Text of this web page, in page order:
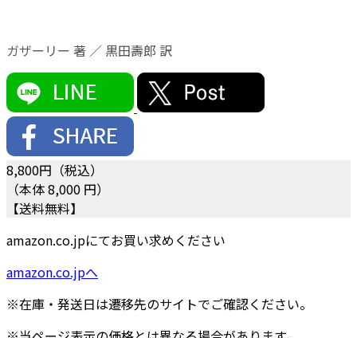
ガザーリー 著 ／ 黒田壽郎 訳
8,800円（税込）
（本体 8,000 円）
【送料無料】
amazon.co.jpにてお買い求めください
amazon.co.jpへ
※在庫・発送日は遷移先のサイトでご確認ください。